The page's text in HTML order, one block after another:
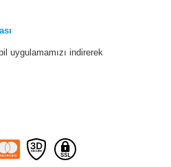
uygulamamızı indirerek